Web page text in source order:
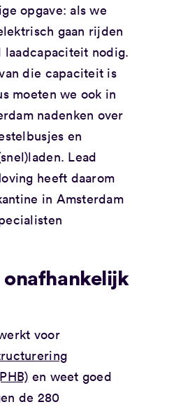
opgave: als we
gaan rijden
laadcapaciteit nodig.
die capaciteit is
moeten we ook in
nadenken over
en
Lead
heeft daarom
in Amsterdam
onafhankelijk
voor
en weet goed
de 280